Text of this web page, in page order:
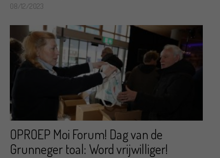
08/12/2023
OPROEP Moi Forum! Dag van de
Grunneger toal: Word vrijwilliger!